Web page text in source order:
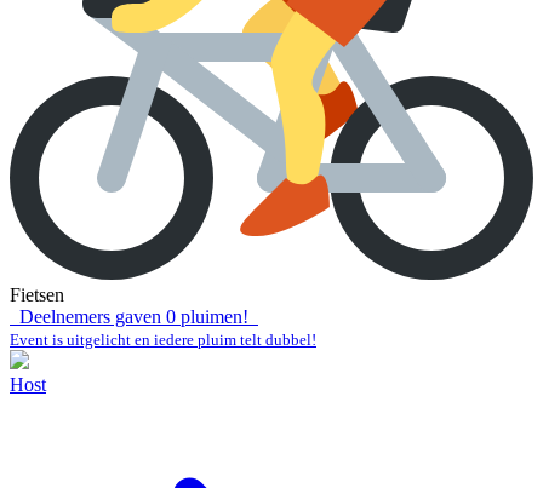
Fietsen
Deelnemers gaven 0 pluimen!
Event is uitgelicht en iedere pluim telt dubbel!
Host